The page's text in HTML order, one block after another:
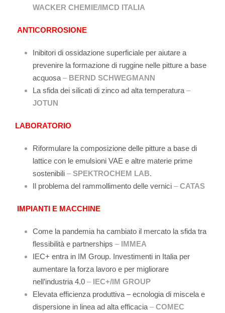
WACKER CHEMIE/IMCD ITALIA
ANTICORROSIONE
Inibitori di ossidazione superficiale per aiutare a
prevenire la formazione di ruggine nelle pitture a base
acquosa –BERND SCHWEGMANN
La sfida dei silicati di zinco ad alta temperatura –
JOTUN
LABORATORIO
Riformulare la composizione delle pitture a base di
lattice con le emulsioni VAE e altre materie prime
sostenibili –SPEKTROCHEM LAB.
Il problema del rammollimento delle vernici –CATAS
IMPIANTI E MACCHINE
Come la pandemia ha cambiato il mercato la sfida tra
flessibilità e partnerships –IMMEA
IEC+ entra in IM Group. Investimenti in Italia per
aumentare la forza lavoro e per migliorare
nell’industria 4.0 –IEC+/IM GROUP
Elevata efficienza produttiva – ecnologia di miscela e
dispersione in linea ad alta efficacia –COMEC